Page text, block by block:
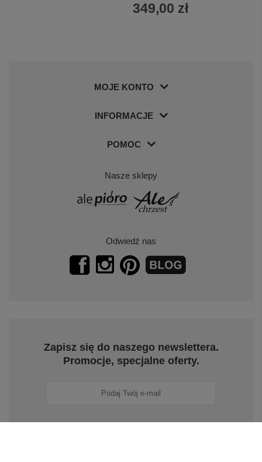
349,00 zł
MOJE KONTO
INFORMACJE
POMOC
Nasze sklepy
Odwiedź nas
Zapisz się do naszego newslettera.
Promocje, specjalne oferty.